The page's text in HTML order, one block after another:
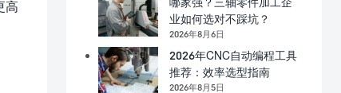
高
业如何选对不踩坑？
2026年8月6日
2026年CNC自动编程工具
推荐：效率选型指南
2026年8月5日